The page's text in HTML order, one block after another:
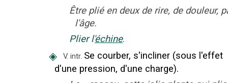
Être plié en deux de rire, de douleur,
l'âge.
Plier l'échine.
◈ V. intr. Se courber, s'incliner (sous l'effet
d'une pression, d'une charge).